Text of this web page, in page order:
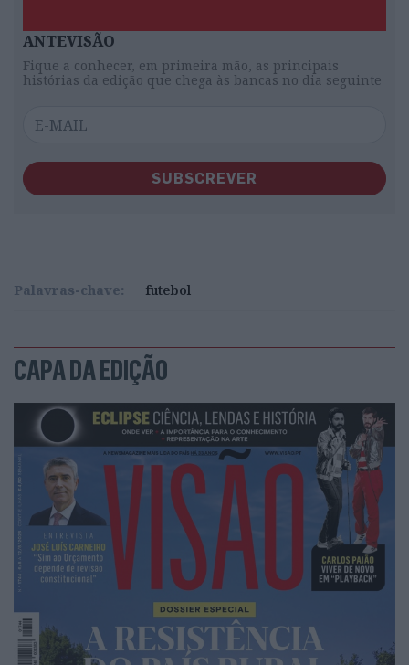
ANTEVISÃO
Fique a conhecer, em primeira mão, as principais
histórias da edição que chega às bancas no dia seguinte
SUBSCREVER
Palavras-chave: futebol
CAPA DA EDIÇÃO